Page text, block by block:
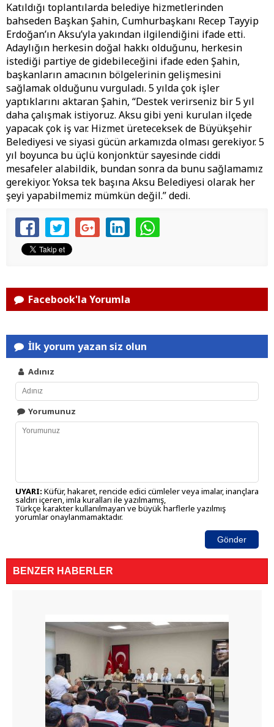
Katıldığı toplantılarda belediye hizmetlerinden
bahseden Başkan Şahin, Cumhurbaşkanı Recep Tayyip
Erdoğan’ın Aksu’yla yakından ilgilendiğini ifade etti.
Adaylığın herkesin doğal hakkı olduğunu, herkesin
istediği partiye de gidebileceğini ifade eden Şahin,
başkanların amacının bölgelerinin gelişmesini
sağlamak olduğunu vurguladı. 5 yılda çok işler
yaptıklarını aktaran Şahin, “Destek verirseniz bir 5 yıl
daha çalışmak istiyoruz. Aksu gibi yeni kurulan ilçede
yapacak çok iş var. Hizmet üreteceksek de Büyükşehir
Belediyesi ve siyasi gücün arkamızda olması gerekiyor. 5
yıl boyunca bu üçlü konjonktür sayesinde ciddi
mesafeler alabildik, bundan sonra da bunu sağlamamız
gerekiyor. Yoksa tek başına Aksu Belediyesi olarak her
şeyi yapabilmemiz mümkün değil.” dedi.
Facebook'la Yorumla
İlk yorum yazan siz olun
Adınız
Yorumunuz
UYARI: Küfür, hakaret, rencide edici cümleler veya imalar, inançlara
saldırı içeren, imla kuralları ile yazılmamış,
Türkçe karakter kullanılmayan ve büyük harflerle yazılmış
yorumlar onaylanmamaktadır.
Gönder
BENZER HABERLER